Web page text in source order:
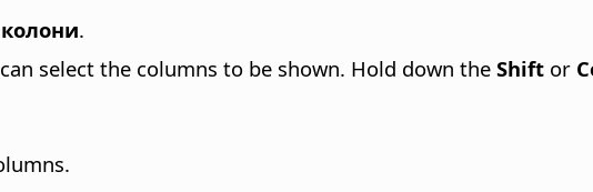
.
select the columns to be shown. Hold down the Shift or